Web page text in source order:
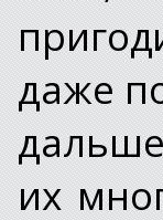
даже
их